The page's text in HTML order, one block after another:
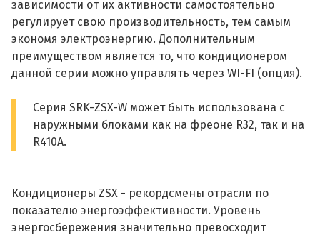
зависимости от их активности самостоятельно
регулирует свою производительность, тем самым
экономя электроэнергию. Дополнительным
преимуществом является то, что кондиционером
данной серии можно управлять через WI-FI (опция).
Серия SRK-ZSX-W может быть использована с
наружными блоками как на фреоне R32, так и на
R410A.
Кондиционеры ZSX - рекордсмены отрасли по
показателю энергоэффективности. Уровень
энергосбережения значительно превосходит